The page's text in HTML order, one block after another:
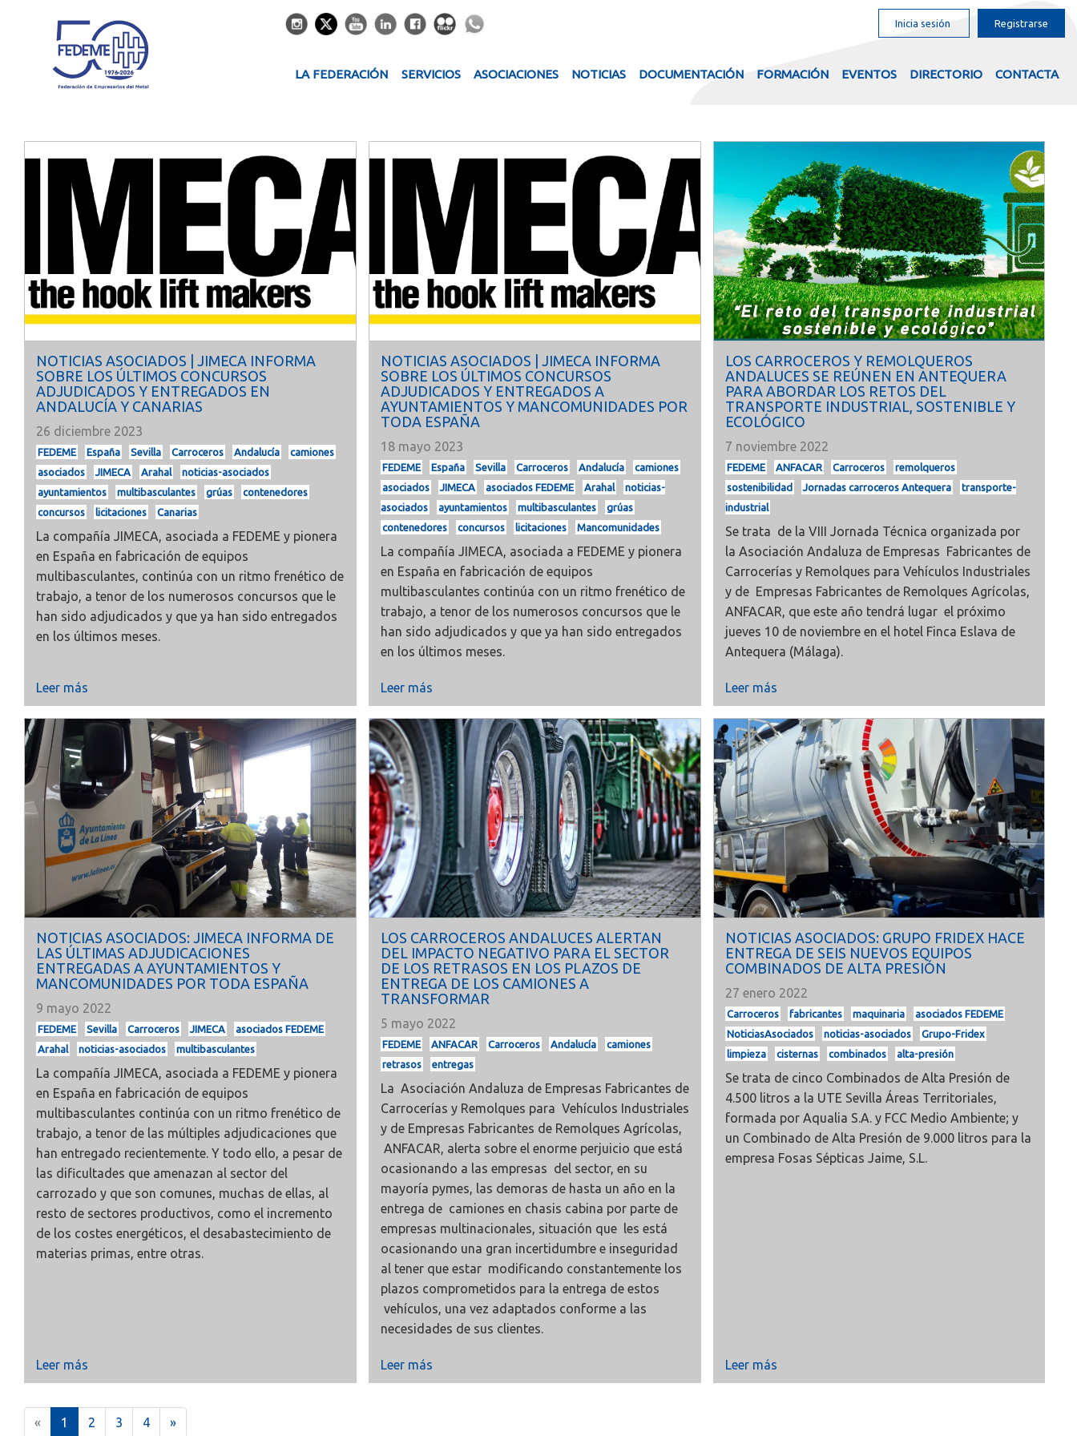
Inicia sesión Registrarse
LA FEDERACIÓN SERVICIOS ASOCIACIONES NOTICIAS DOCUMENTACIÓN FORMACIÓN EVENTOS DIRECTORIO CONTACTA
NOTICIAS ASOCIADOS | JIMECA INFORMA
SOBRE LOS ÚLTIMOS CONCURSOS
ADJUDICADOS Y ENTREGADOS EN
ANDALUCÍA Y CANARIAS
26 diciembre 2023
FEDEME España Sevilla Carroceros Andalucía
camiones
asociados
JIMECA Arahal
noticias-asociados
ayuntamientos
multibasculantes grúas
contenedores
concursos
licitaciones Canarias
La compañía JIMECA, asociada a FEDEME y pionera
en España en fabricación de equipos
multibasculantes, continúa con un ritmo frenético de
trabajo, a tenor de los numerosos concursos que le
han sido adjudicados y que ya han sido entregados
en los últimos meses.
Leer más
NOTICIAS ASOCIADOS | JIMECA INFORMA
SOBRE LOS ÚLTIMOS CONCURSOS
ADJUDICADOS Y ENTREGADOS A
AYUNTAMIENTOS Y MANCOMUNIDADES POR
TODA ESPAÑA
18 mayo 2023
FEDEME España Sevilla Carroceros Andalucía
camiones
asociados
JIMECA asociados FEDEME Arahal
noticias-
asociados
ayuntamientos multibasculantes
grúas
contenedores
concursos licitaciones Mancomunidades
La compañía JIMECA, asociada a FEDEME y pionera
en España en fabricación de equipos
multibasculantes continúa con un ritmo frenético de
trabajo, a tenor de los numerosos concursos que le
han sido adjudicados y que ya han sido entregados
en los últimos meses.
Leer más
LOS CARROCEROS Y REMOLQUEROS
ANDALUCES SE REÚNEN EN ANTEQUERA
PARA ABORDAR LOS RETOS DEL
TRANSPORTE INDUSTRIAL, SOSTENIBLE Y
ECOLÓGICO
7 noviembre 2022
FEDEME ANFACAR Carroceros
remolqueros
sostenibilidad
Jornadas carroceros Antequera
transporte-
industrial
Se trata de la VIII Jornada Técnica organizada por
la Asociación Andaluza de Empresas Fabricantes de
Carrocerías y Remolques para Vehículos Industriales
y de Empresas Fabricantes de Remolques Agrícolas,
ANFACAR, que este año tendrá lugar el próximo
jueves 10 de noviembre en el hotel Finca Eslava de
Antequera (Málaga).
Leer más
NOTICIAS ASOCIADOS: JIMECA INFORMA DE
LAS ÚLTIMAS ADJUDICACIONES
ENTREGADAS A AYUNTAMIENTOS Y
MANCOMUNIDADES POR TODA ESPAÑA
9 mayo 2022
FEDEME Sevilla Carroceros JIMECA
asociados FEDEME
Arahal
noticias-asociados multibasculantes
La compañía JIMECA, asociada a FEDEME y pionera
en España en fabricación de equipos
multibasculantes continúa con un ritmo frenético de
trabajo, a tenor de las múltiples adjudicaciones que
han entregado recientemente. Y todo ello, a pesar de
las dificultades que amenazan al sector del
carrozado y que son comunes, muchas de ellas, al
resto de sectores productivos, como el incremento
de los costes energéticos, el desabastecimiento de
materias primas, entre otras.
Leer más
LOS CARROCEROS ANDALUCES ALERTAN
DEL IMPACTO NEGATIVO PARA EL SECTOR
DE LOS RETRASOS EN LOS PLAZOS DE
ENTREGA DE LOS CAMIONES A
TRANSFORMAR
5 mayo 2022
FEDEME ANFACAR Carroceros Andalucía
camiones
retrasos
entregas
La Asociación Andaluza de Empresas Fabricantes de
Carrocerías y Remolques para Vehículos Industriales
y de Empresas Fabricantes de Remolques Agrícolas,
ANFACAR, alerta sobre el enorme perjuicio que está
ocasionando a las empresas del sector, en su
mayoría pymes, las demoras de hasta un año en la
entrega de camiones en chasis cabina por parte de
empresas multinacionales, situación que les está
ocasionando una gran incertidumbre e inseguridad
al tener que estar modificando constantemente los
plazos comprometidos para la entrega de estos
vehículos, una vez adaptados conforme a las
necesidades de sus clientes.
Leer más
NOTICIAS ASOCIADOS: GRUPO FRIDEX HACE
ENTREGA DE SEIS NUEVOS EQUIPOS
COMBINADOS DE ALTA PRESIÓN
27 enero 2022
Carroceros fabricantes maquinaria
asociados FEDEME
NoticiasAsociados
noticias-asociados
Grupo-Fridex
limpieza
cisternas combinados alta-presión
Se trata de cinco Combinados de Alta Presión de
4.500 litros a la UTE Sevilla Áreas Territoriales,
formada por Aqualia S.A. y FCC Medio Ambiente; y
un Combinado de Alta Presión de 9.000 litros para la
empresa Fosas Sépticas Jaime, S.L.
Leer más
« 1 2 3 4 »